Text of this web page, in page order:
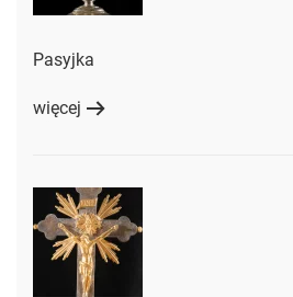
Pasyjka
więcej